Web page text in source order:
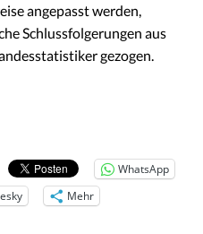
angepasst werden,
Schlussfolgerungen aus
gezogen.
WhatsApp
Mehr